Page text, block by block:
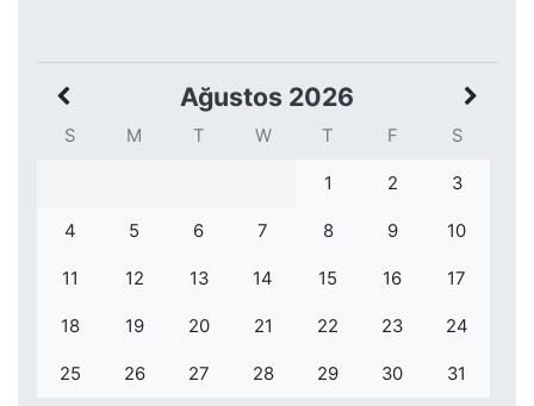
Ağustos 2026
S M T W T F S
1 2 3
4 5 6 7 8 9 10
11 12 13 14 15 16 17
18 19 20 21 22 23 24
25 26 27 28 29 30 31